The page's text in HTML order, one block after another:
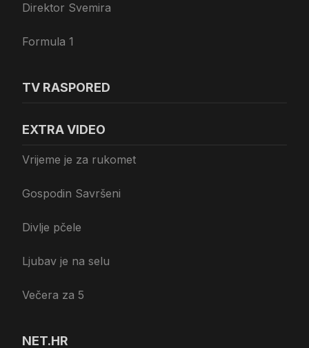
Direktor Svemira
Formula 1
TV RASPORED
EXTRA VIDEO
Vrijeme je za rukomet
Gospodin Savršeni
Divlje pčele
Ljubav je na selu
Večera za 5
NET.HR